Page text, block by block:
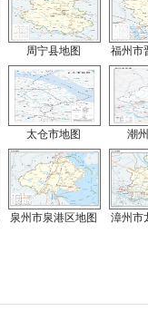
周宁县地图 福州市
太仓市地图 潮
泉州市泉港区地图 漳州市